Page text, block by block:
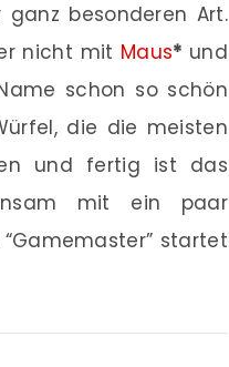
besonderen Art.
nicht mit Maus* und
schon so schön
die die meisten
und fertig ist das
mit ein paar
startet